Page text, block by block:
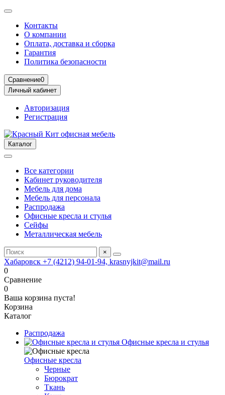
Контакты
О компании
Оплата, доставка и сборка
Гарантия
Политика безопасности
Сравнение0
Личный кабинет
Авторизация
Регистрация
Каталог
Все категории
Кабинет руководителя
Мебель для дома
Мебель для персонала
Распродажа
Офисные кресла и стулья
Сейфы
Металлическая мебель
×
Хабаровск +7 (4212) 94-01-94, krasnyjkit@mail.ru
0
Сравнение
0
Ваша корзина пуста!
Корзина
Каталог
Распродажа
Офисные кресла и стулья
Офисные кресла
Черные
Бюрократ
Ткань